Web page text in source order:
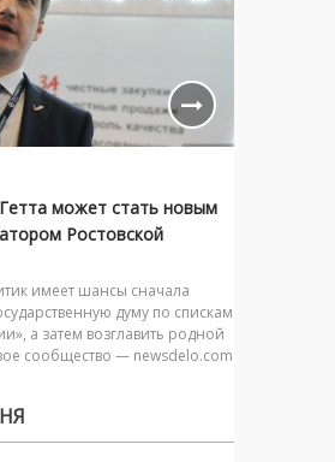
может стать новым
Ростовской
имеет шансы сначала
думу по спискам
а затем возглавить родной
сообщество — newsdelo.com